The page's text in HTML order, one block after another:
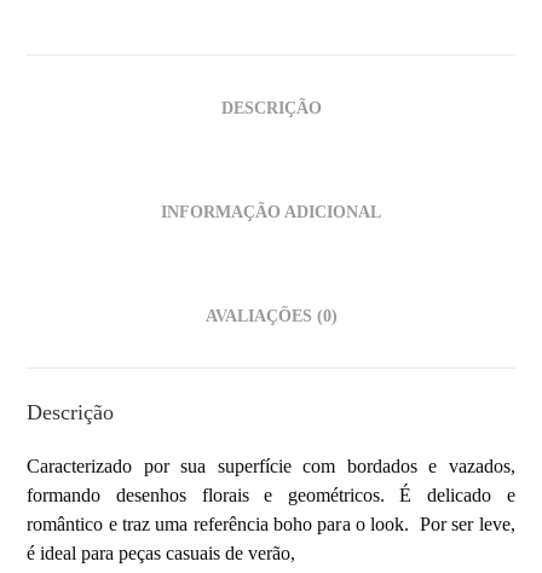
DESCRIÇÃO
INFORMAÇÃO ADICIONAL
AVALIAÇÕES (0)
Descrição
Caracterizado por sua superfície com bordados e vazados,
formando desenhos florais e geométricos. É delicado e
romântico e traz uma referência boho para o look. Por ser leve,
é ideal para peças casuais de verão,